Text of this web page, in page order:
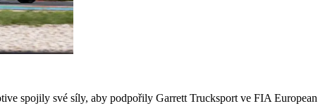
spojily své síly, aby podpořily Garrett Trucksport ve FIA